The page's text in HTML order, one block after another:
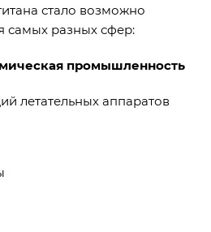
стало возможно
самых разных сфер:
промышленность
летательных аппаратов